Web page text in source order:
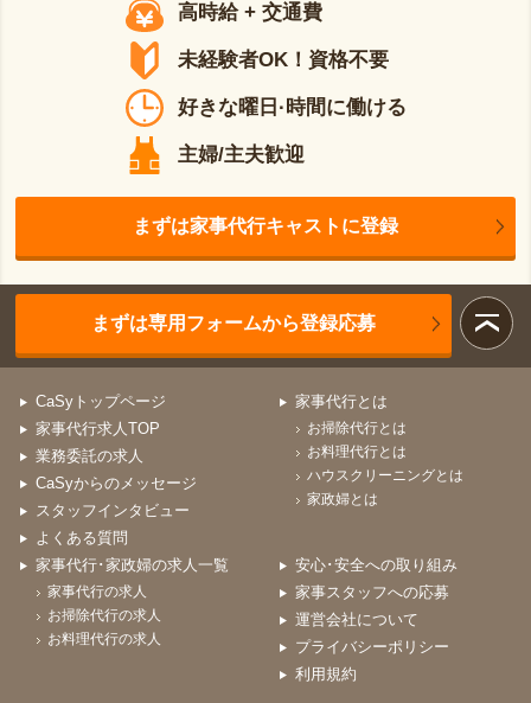
高時給 + 交通費
未経験者OK！資格不要
好きな曜日·時間に働ける
主婦/主夫歓迎
まずは家事代行キャストに登録
まずは専用フォームから登録応募
CaSyトップページ
家事代行求人TOP
業務委託の求人
CaSyからのメッセージ
スタッフインタビュー
よくある質問
家事代行とは
お掃除代行とは
お料理代行とは
ハウスクリーニングとは
家政婦とは
家事代行･家政婦の求人一覧
家事代行の求人
お掃除代行の求人
お料理代行の求人
安心･安全への取り組み
家事スタッフへの応募
運営会社について
プライバシーポリシー
利用規約